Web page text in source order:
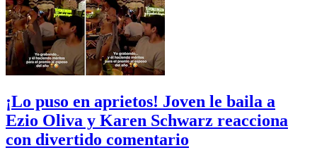
¡Lo puso en aprietos! Joven le baila a
Ezio Oliva y Karen Schwarz reacciona
con divertido comentario